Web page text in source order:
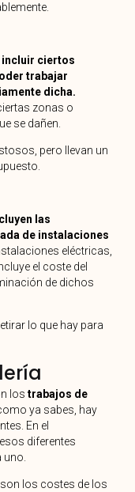
incluir ciertos
trabajar
dicha.
zonas o
se dañen.
pero llevan un
las
de instalaciones
eléctricas,
el coste del
de dichos
lo que hay para
los trabajos de
ya sabes, hay
En el
diferentes
uno.
los costes de los